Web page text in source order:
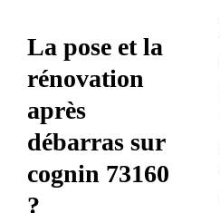
La pose et la
rénovation
après
débarras sur
cognin 73160
?